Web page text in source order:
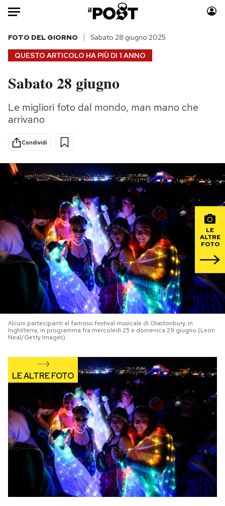
Auto
HOME
Italia
Politica
Internet
Cultura
Economia
Consumismi
Europa
Altrecose
Mondiali calcio 2026
PODCAST
NEWSLETTER
I MIEI PREFERITI
CALENDARIO
AREA PERSONALE
Area Personale
Newsletter
Notifiche mobile
Regala il Post
Hai bisogno di aiuto?
Esci
QUESTO ARTICOLO HA PIÙ DI 1 ANNO
FOTO DEL GIORNO Sabato 28 giugno 2025
Sabato 28 giugno
Le migliori foto dal mondo, man mano che
arrivano
Condividi
LE
ALTRE
FOTO
Alcuni partecipanti al famoso festival musicale di Glastonbury, in
Inghilterra, in programma fra mercoledì 25 e domenica 29 giugno (Leon
Neal/Getty Images)